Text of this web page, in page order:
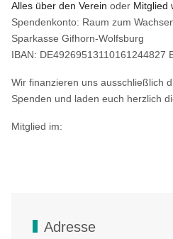
Alles über den Verein oder Mitglied
Spendenkonto: Raum zum
Sparkasse Gifhorn-Wolfsburg
IBAN: DE49269513110161244827
Wir finanzieren uns ausschließlich
Spenden und laden euch herzlich
Mitglied im:
Adresse